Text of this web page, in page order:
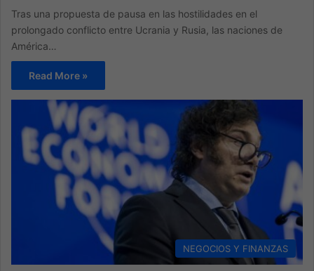
Tras una propuesta de pausa en las hostilidades en el
prolongado conflicto entre Ucrania y Rusia, las naciones de
América…
Read More »
NEGOCIOS Y FINANZAS